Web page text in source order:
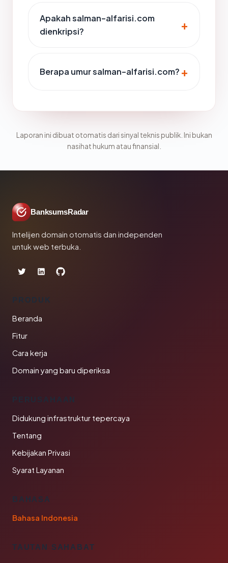
Apakah salman-alfarisi.com
dienkripsi?
Berapa umur salman-alfarisi.com?
Laporan ini dibuat otomatis dari sinyal teknis publik. Ini bukan
nasihat hukum atau finansial.
BanksumsRadar
Intelijen domain otomatis dan independen
untuk web terbuka.
PRODUK
Beranda
Fitur
Cara kerja
Domain yang baru diperiksa
PERUSAHAAN
Didukung infrastruktur tepercaya
Tentang
Kebijakan Privasi
Syarat Layanan
BAHASA
Bahasa Indonesia
TAUTAN SAHABAT